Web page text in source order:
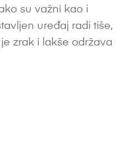
su važni kao i
uređaj radi tiše,
zrak i lakše održava